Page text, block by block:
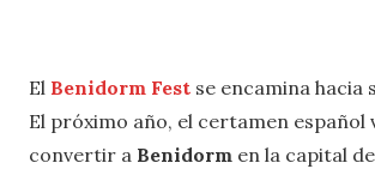
El Benidorm Fest se encamina hacia
El próximo año, el certamen español
convertir a Benidorm en la capital